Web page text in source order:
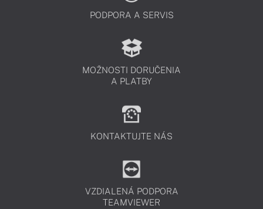
PODPORA A SERVIS
MOŽNOSTI DORUČENIA
A PLATBY
KONTAKTUJTE NÁS
VZDIALENÁ PODPORA
TEAMVIEWER